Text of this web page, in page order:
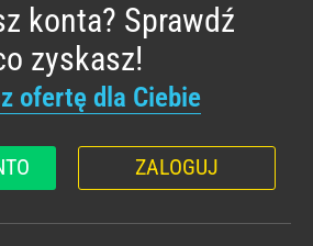
konta? Sprawdź
zyskasz!
ofertę dla Ciebie
ZALOGUJ